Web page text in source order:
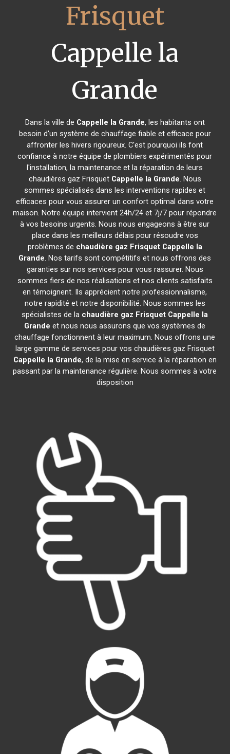
Frisquet
Cappelle la
Grande
Dans la ville de Cappelle la Grande, les habitants ont
besoin d'un système de chauffage fiable et efficace pour
affronter les hivers rigoureux. C'est pourquoi ils font
confiance à notre équipe de plombiers expérimentés pour
l'installation, la maintenance et la réparation de leurs
chaudières gaz Frisquet Cappelle la Grande. Nous
sommes spécialisés dans les interventions rapides et
efficaces pour vous assurer un confort optimal dans votre
maison. Notre équipe intervient 24h/24 et 7j/7 pour répondre
à vos besoins urgents. Nous nous engageons à être sur
place dans les meilleurs délais pour résoudre vos
problèmes de chaudière gaz Frisquet Cappelle la
Grande. Nos tarifs sont compétitifs et nous offrons des
garanties sur nos services pour vous rassurer. Nous
sommes fiers de nos réalisations et nos clients satisfaits
en témoignent. Ils apprécient notre professionnalisme,
notre rapidité et notre disponibilité. Nous sommes les
spécialistes de la chaudière gaz Frisquet Cappelle la
Grande et nous nous assurons que vos systèmes de
chauffage fonctionnent à leur maximum. Nous offrons une
large gamme de services pour vos chaudières gaz Frisquet
Cappelle la Grande, de la mise en service à la réparation en
passant par la maintenance régulière. Nous sommes à votre
disposition